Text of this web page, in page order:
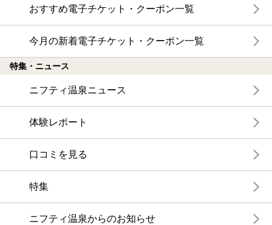
おすすめ電子チケット・クーポン一覧
今月の新着電子チケット・クーポン一覧
特集・ニュース
ニフティ温泉ニュース
体験レポート
口コミを見る
特集
ニフティ温泉からのお知らせ